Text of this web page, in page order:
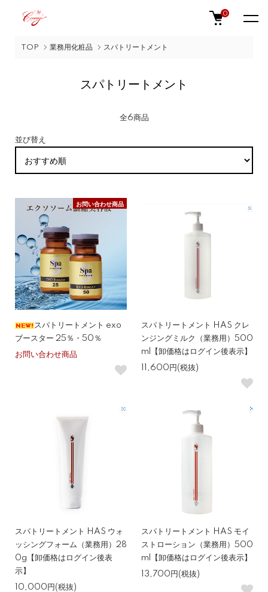
0
TOP 業務用化粧品 スパトリートメント
スパトリートメント
全6商品
並び替え
お問い合わせ商品
スパトリートメント exo
ブースター 25％・50％
お問い合わせ商品
スパトリートメント HAS クレ
ンジングミルク（業務用）500
ml【卸価格はログイン後表示】
11,600円(税抜)
スパトリートメント HAS ウォ
ッシングフォーム（業務用）28
0g【卸価格はログイン後表
示】
10,000円(税抜)
スパトリートメント HAS モイ
ストローション（業務用）500
ml【卸価格はログイン後表示】
13,700円(税抜)